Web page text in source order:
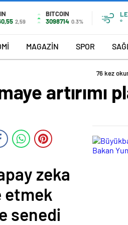
2,59
BITCOIN
3098714 0.3%
°
MAGAZİN SPOR
76 kez
artırımı
zeka
etmek
senedi